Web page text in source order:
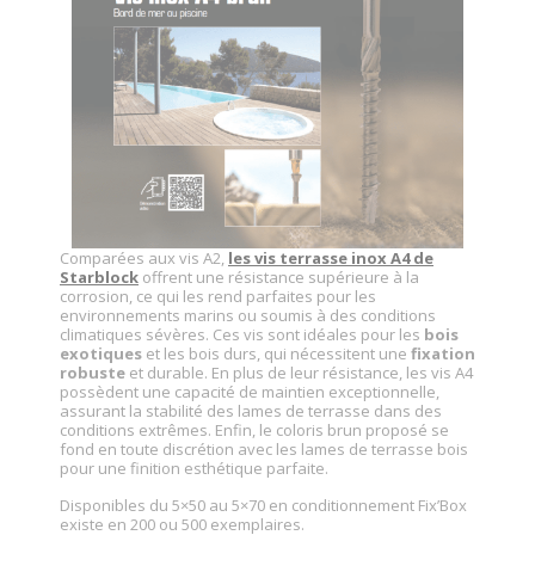
Comparées aux vis A2, les vis terrasse inox A4 de
Starblock offrent une résistance supérieure à la
corrosion, ce qui les rend parfaites pour les
environnements marins ou soumis à des conditions
climatiques sévères. Ces vis sont idéales pour les bois
exotiques et les bois durs, qui nécessitent une fixation
robuste et durable. En plus de leur résistance, les vis A4
possèdent une capacité de maintien exceptionnelle,
assurant la stabilité des lames de terrasse dans des
conditions extrêmes. Enfin, le coloris brun proposé se
fond en toute discrétion avec les lames de terrasse bois
pour une finition esthétique parfaite.
Disponibles du 5×50 au 5×70 en conditionnement Fix’Box
existe en 200 ou 500 exemplaires.